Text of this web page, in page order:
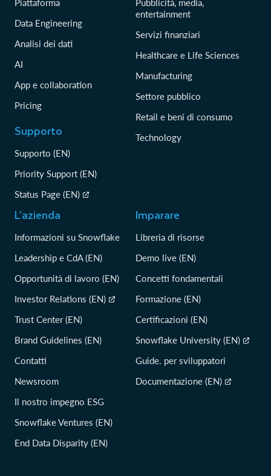
Piattaforma
Data Engineering
Analisi dei dati
AI
App e collaboration
Pricing
Supporto
Supporto (EN)
Priority Support (EN)
Status Page (EN)
Pubblicità, media,
entertainment
Servizi finanziari
Healthcare e Life Sciences
Manufacturing
Settore pubblico
Retail e beni di consumo
Technology
L’azienda
Informazioni su Snowflake
Leadership e CdA (EN)
Opportunità di lavoro (EN)
Investor Relations (EN)
Trust Center (EN)
Brand Guidelines (EN)
Contatti
Newsroom
Il nostro impegno ESG
Snowflake Ventures (EN)
End Data Disparity (EN)
Imparare
Libreria di risorse
Demo live (EN)
Concetti fondamentali
Formazione (EN)
Certificazioni (EN)
Snowflake University (EN)
Guide. per sviluppatori
Documentazione (EN)